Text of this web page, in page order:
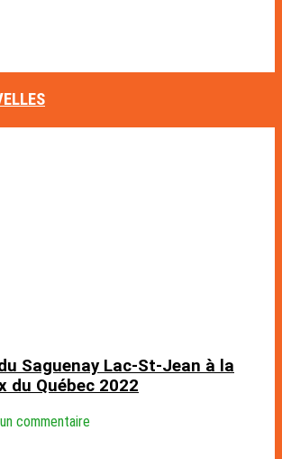
Saguenay Lac-St-Jean à la
du Québec 2022
commentaire